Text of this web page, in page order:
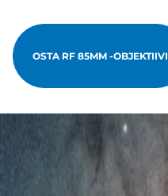
OSTA RF 85MM -OBJEKTIIVI